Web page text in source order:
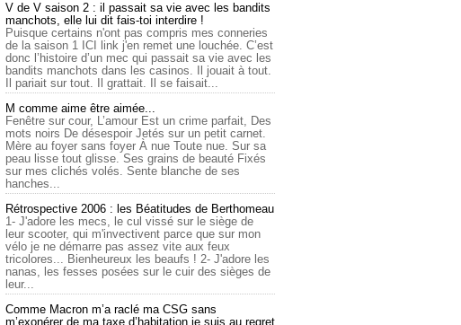
V de V saison 2 : il passait sa vie avec les bandits
manchots, elle lui dit fais-toi interdire !
Puisque certains n'ont pas compris mes conneries
de la saison 1 ICI link j'en remet une louchée. C’est
donc l’histoire d’un mec qui passait sa vie avec les
bandits manchots dans les casinos. Il jouait à tout.
Il pariait sur tout. Il grattait. Il se faisait...
M comme aime être aimée...
Fenêtre sur cour, L’amour Est un crime parfait, Des
mots noirs De désespoir Jetés sur un petit carnet.
Mère au foyer sans foyer À nue Toute nue. Sur sa
peau lisse tout glisse. Ses grains de beauté Fixés
sur mes clichés volés. Sente blanche de ses
hanches...
Rétrospective 2006 : les Béatitudes de Berthomeau
1- J'adore les mecs, le cul vissé sur le siège de
leur scooter, qui m'invectivent parce que sur mon
vélo je ne démarre pas assez vite aux feux
tricolores... Bienheureux les beaufs ! 2- J'adore les
nanas, les fesses posées sur le cuir des sièges de
leur...
Comme Macron m’a raclé ma CSG sans
m’exonérer de ma taxe d’habitation je suis au regret